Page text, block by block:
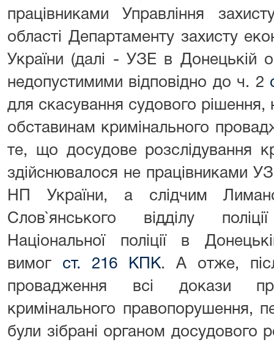
працівниками Управління
області Департаменту захисту
України (далі - УЗЕ в Донецькій
недопустимими відповідно до ч. 2
для скасування судового рішення,
обставинам кримінального
те, що досудове розслідування
здійснювалося не працівниками
НП України, а слідчим
Слов`янського відділу
Національної поліції в
вимог ст. 216 КПК. А отже,
провадження всі докази
кримінального правопорушення,
були зібрані органом досудового